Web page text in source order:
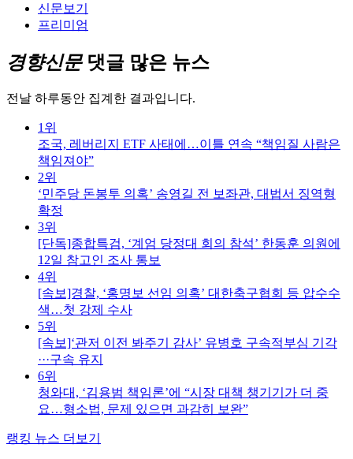
신문보기
프리미엄
경향신문댓글 많은 뉴스
전날 하루동안 집계한 결과입니다.
1위
조국, 레버리지 ETF 사태에…이틀 연속 “책임질 사람은
책임져야”
2위
‘민주당 돈봉투 의혹’ 송영길 전 보좌관, 대법서 징역형
확정
3위
[단독]종합특검, ‘계엄 당정대 회의 참석’ 한동훈 의원에
12일 참고인 조사 통보
4위
[속보]경찰, ‘홍명보 선임 의혹’ 대한축구협회 등 압수수
색…첫 강제 수사
5위
[속보]‘관저 이전 봐주기 감사’ 유병호 구속적부심 기각
···구속 유지
6위
청와대, ‘김용범 책임론’에 “시장 대책 챙기기가 더 중
요…형소법, 문제 있으면 과감히 보완”
랭킹 뉴스 더보기